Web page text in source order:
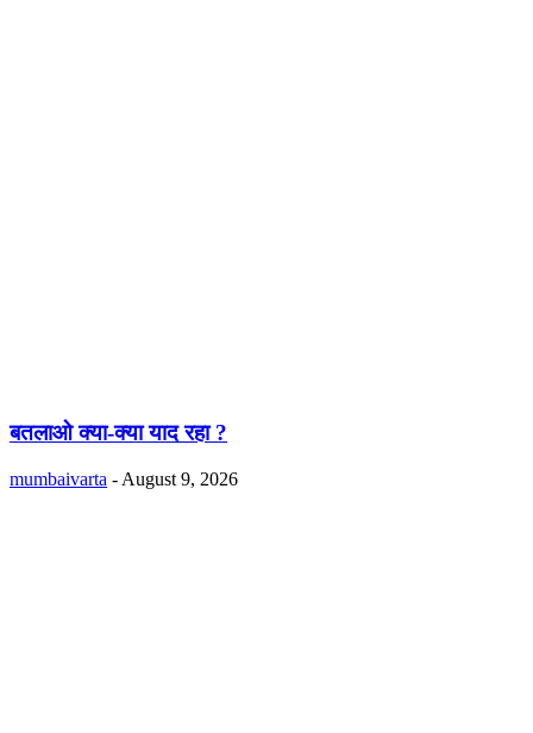
बतलाओ क्या-क्या याद रहा ?
mumbaivarta - August 9, 2026